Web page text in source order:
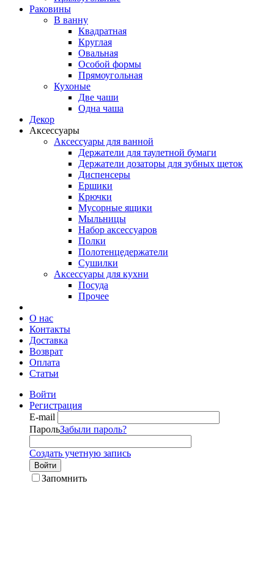
Раковины
В ванну
Квадратная
Круглая
Овальная
Особой формы
Прямоугольная
Кухоные
Две чаши
Одна чаша
Декор
Аксессуары
Аксессуары для ванной
Держатели для таулетной бумаги
Держатели дозаторы для зубных щеток
Диспенсеры
Ершики
Крючки
Мусорные ящики
Мыльницы
Набор аксессуаров
Полки
Полотенцедержатели
Сушилки
Аксессуары для кухни
Посуда
Прочее
О нас
Контакты
Доставка
Возврат
Оплата
Статьи
Войти
Регистрация
E-mail
ПарольЗабыли пароль?
Создать учетную запись
Войти
Запомнить